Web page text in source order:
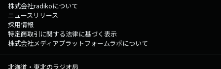
株式会社radikoについて
ニュースリリース
採用情報
特定商取引に関する法律に基づく表示
株式会社メディアプラットフォームラボについて
北海道・東北のラジオ局